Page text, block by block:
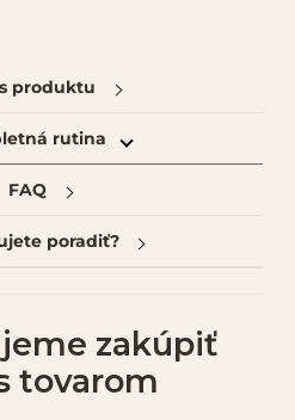
produktu
rutina
FAQ
poradiť?
zakúpiť
tovarom